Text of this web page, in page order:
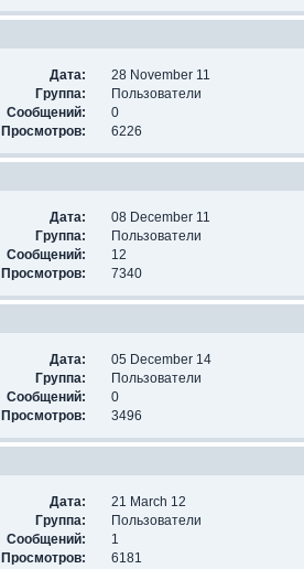
Дата:
28 November 11
Группа:
Пользователи
Сообщений:
0
Просмотров:
6226
Дата:
08 December 11
Группа:
Пользователи
Сообщений:
12
Просмотров:
7340
Дата:
05 December 14
Группа:
Пользователи
Сообщений:
0
Просмотров:
3496
Дата:
21 March 12
Группа:
Пользователи
Сообщений:
1
Просмотров:
6181